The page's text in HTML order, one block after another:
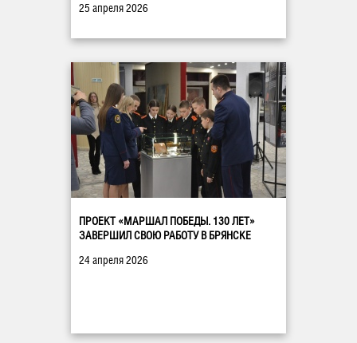
25 апреля 2026
ПРОЕКТ «МАРШАЛ ПОБЕДЫ. 130 ЛЕТ»
ЗАВЕРШИЛ СВОЮ РАБОТУ В БРЯНСКЕ
24 апреля 2026